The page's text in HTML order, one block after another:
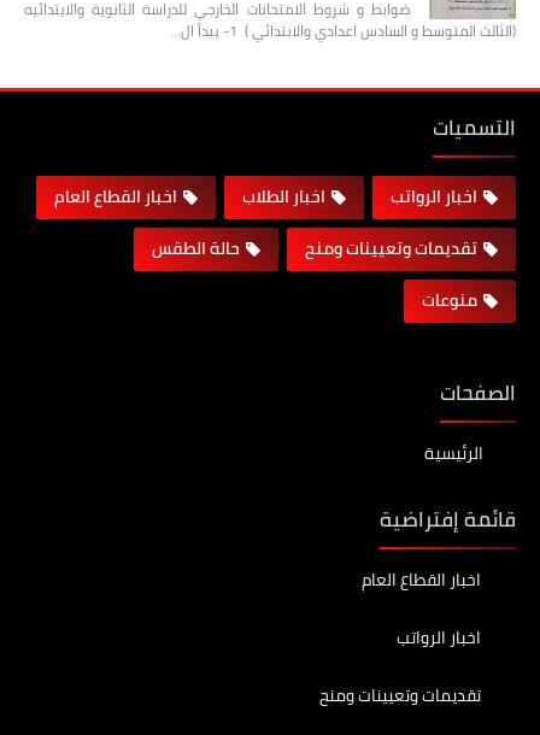
ضوابط و شروط الامتحانات الخارجي للدراسة الثانوية والابتدائيه
(الثالث المتوسط و السادس اعدادي والابتدائي ) 1- يبدأ ال…
التسميات
اخبار الرواتب اخبار الطلاب
اخبار القطاع العام
تقديمات وتعيينات ومنح
حالة الطقس
منوعات
الصفحات
الرئيسية
قائمة إفتراضية
اخبار القطاع العام
اخبار الرواتب
تقديمات وتعيينات ومنح